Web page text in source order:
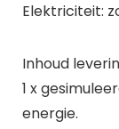
Elektriciteit:
Inhoud
1 x
energie.